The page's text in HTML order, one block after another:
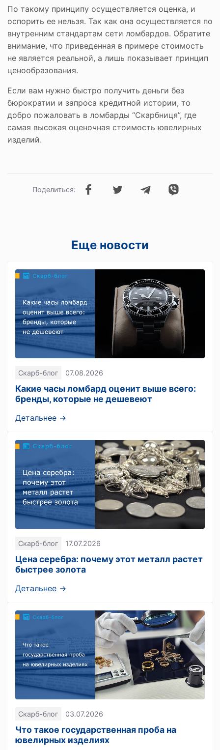
По такому принципу осуществляется оценка, и
оспорить ее нельзя. Так как она осуществляется по
внутренним стандартам сети ломбардов. Обратите
внимание, что приведенная в примере стоимость
не является реальной, а лишь показывает принцип
ценообразования.
Если вам нужно быстро получить деньги без
бюрократии и запроса кредитной истории, то
добро пожаловать в ломбарды “Скарбниця”, где
самая высокая оценочная стоимость ювелирных
изделий.
Поделиться:
Еще новости
Скарб-блог 07.08.2026
Какие часы ломбард оценит выше всего:
бренды, которые не дешевеют
Детальнее →
Скарб-блог 17.07.2026
Цена серебра: почему этот металл растет
быстрее золота
Детальнее →
Скарб-блог 03.07.2026
Что такое государственная проба на
ювелирных изделиях